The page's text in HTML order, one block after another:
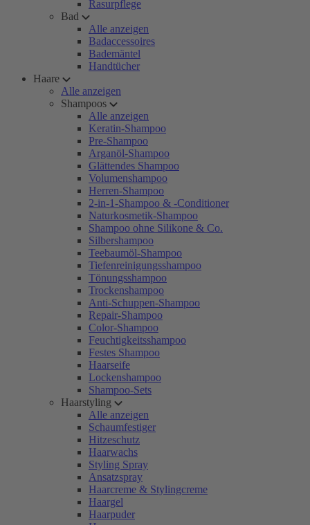
Rasurpflege
Bad
Alle anzeigen
Badaccessoires
Bademäntel
Handtücher
Haare
Alle anzeigen
Shampoos
Alle anzeigen
Keratin-Shampoo
Pre-Shampoo
Arganöl-Shampoo
Glättendes Shampoo
Volumenshampoo
Herren-Shampoo
2-in-1-Shampoo & -Conditioner
Naturkosmetik-Shampoo
Shampoo ohne Silikone & Co.
Silbershampoo
Teebaumöl-Shampoo
Tiefenreinigungsshampoo
Tönungsshampoo
Trockenshampoo
Anti-Schuppen-Shampoo
Repair-Shampoo
Color-Shampoo
Feuchtigkeitsshampoo
Festes Shampoo
Haarseife
Lockenshampoo
Shampoo-Sets
Haarstyling
Alle anzeigen
Schaumfestiger
Hitzeschutz
Haarwachs
Styling Spray
Ansatzspray
Haarcreme & Stylingcreme
Haargel
Haarpuder